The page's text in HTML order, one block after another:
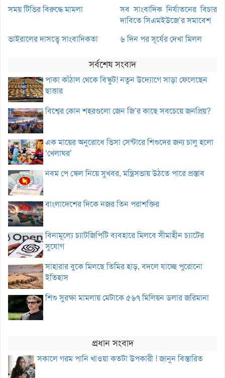
সময় টিভির বিরুদ্ধে মামলা
সব সাংবাদিক নির্যাতনের বিচার
দাবিতে সিএমইউজে’র সমাবেশ
ভাইরালের দাসত্বে সাংবাদিকতা
৬ দিন পর সূর্যের দেখা মিলল
সর্বশেষ সংবাদ
পাকা কাঁঠাল থেকে বিস্কুট! নতুন উদ্যোগে সাড়া ফেলেছেন
ছাত্তার
বিশ্বের কোন শহরগুলো জেন জি’র কাছে সবচেয়ে জনপ্রিয়?
এক মায়ের অনুরোধে ভিসা সেন্টারে শিশুদের জন্য চালু হলো
‘খেলাঘর’
নবম পে স্কেল নিয়ে সুখবর, মন্ত্রিসভায় উঠতে পারে প্রস্তাব
বাংলাদেশের দিকে নজর তিন পরাশক্তির
বিনামূল্যে চ্যাটজিপিটি ব্যবহারে মিলবে সীমাহীন চ্যাটের
সুযোগ
সাহারার বুকে মিলছে তিমির হাড়, বদলে যাচ্ছে পুরোনো
ইতিহাস
শিশু সুরক্ষা মামলায় মেটাকে ৫৬৭ মিলিয়ন ডলার জরিমানা
প্রধান সংবাদ
সকালে গরম পানি খাওয়া কতটা উপকারী ! জানুন বিস্তারিত